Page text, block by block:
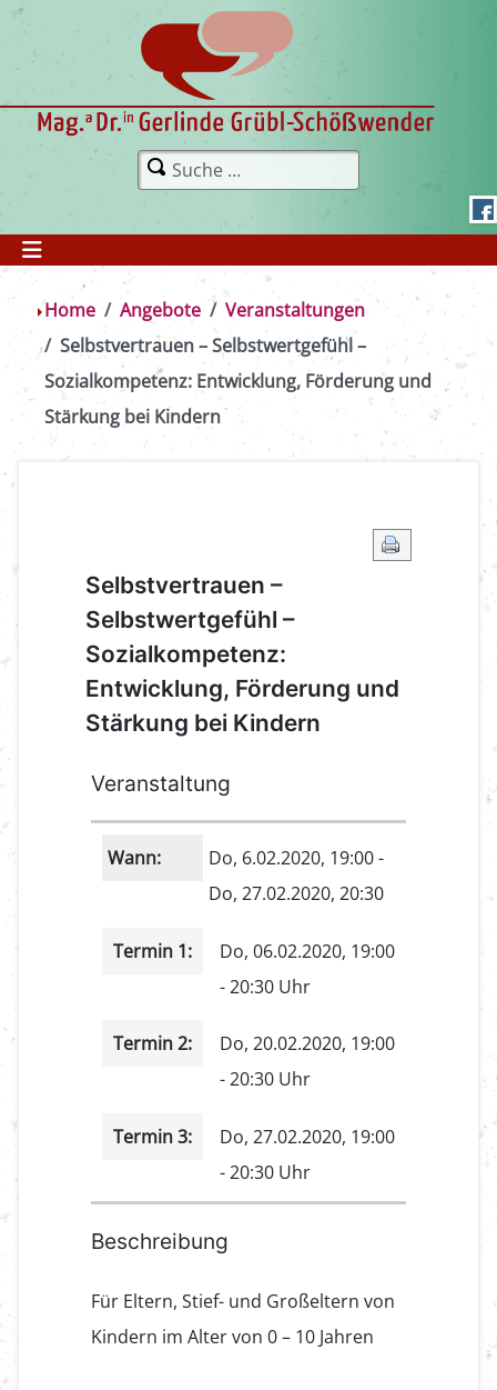
Home Angebote
Veranstaltungen
Selbstvertrauen – Selbstwertgefühl –
Sozialkompetenz: Entwicklung, Förderung und
Stärkung bei Kindern
Selbstvertrauen –
Selbstwertgefühl –
Sozialkompetenz:
Entwicklung, Förderung und
Stärkung bei Kindern
Veranstaltung
Wann: Do, 6.02.2020, 19:00-
Do, 27.02.2020, 20:30
Termin 1:
Do, 06.02.2020, 19:00
- 20:30 Uhr
Termin 2:
Do, 20.02.2020, 19:00
- 20:30 Uhr
Termin 3:
Do, 27.02.2020, 19:00
- 20:30 Uhr
Beschreibung
Für Eltern, Stief- und Großeltern von
Kindern im Alter von 0 – 10 Jahren